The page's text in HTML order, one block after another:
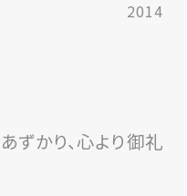
2014
ずかり、心より御礼